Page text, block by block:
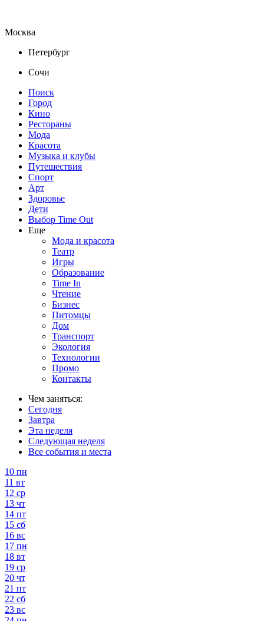
Москва
Петербург
Сочи
Поиск
Город
Кино
Рестораны
Мода
Красота
Музыка и клубы
Путешествия
Спорт
Арт
Здоровье
Дети
Выбор Time Out
Еще
Мода и красота
Театр
Игры
Образование
Time In
Чтение
Бизнес
Питомцы
Дом
Транспорт
Экология
Технологии
Промо
Контакты
Чем заняться:
Сегодня
Завтра
Эта неделя
Следующая неделя
Все события и места
10 пн
11 вт
12 ср
13 чт
14 пт
15 сб
16 вс
17 пн
18 вт
19 ср
20 чт
21 пт
22 сб
23 вс